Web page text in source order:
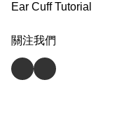
Ear Cuff Tutorial
關注我們